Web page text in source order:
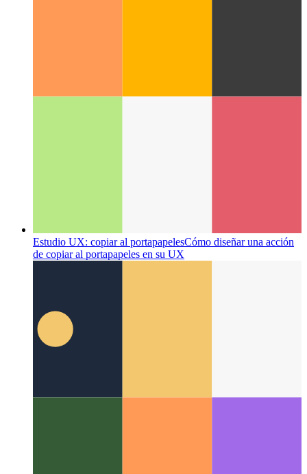
Estudio UX: copiar al portapapeles
de copiar al portapapeles en su UX